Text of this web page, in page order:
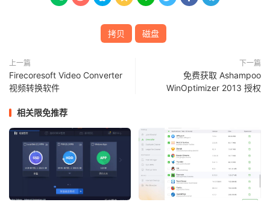
拷贝 磁盘
上一篇
Firecoresoft Video Converter
视频转换软件
下一篇
免费获取 Ashampoo
WinOptimizer 2013 授权
相关限免推荐